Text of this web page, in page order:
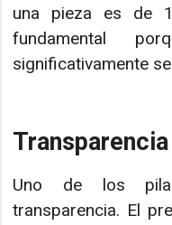
una pieza es de
fundamental
significativamente
Uno de los
transparencia. El